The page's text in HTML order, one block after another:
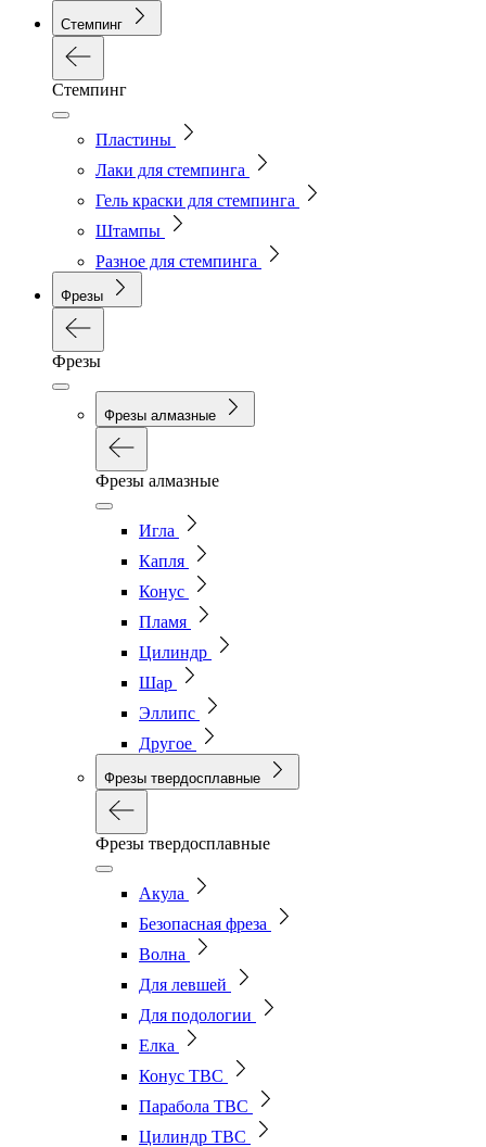
Стемпинг
Стемпинг
Пластины
Лаки для стемпинга
Гель краски для стемпинга
Штампы
Разное для стемпинга
Фрезы
Фрезы
Фрезы алмазные
Фрезы алмазные
Игла
Капля
Конус
Пламя
Цилиндр
Шар
Эллипс
Другое
Фрезы твердосплавные
Фрезы твердосплавные
Акула
Безопасная фреза
Волна
Для левшей
Для подологии
Елка
Конус ТВС
Парабола ТВС
Цилиндр ТВС